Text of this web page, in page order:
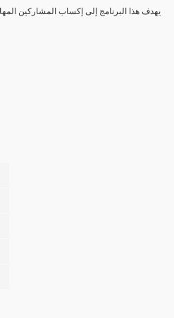
يهدف هذا البرنامج إلى إكساب المشاركين